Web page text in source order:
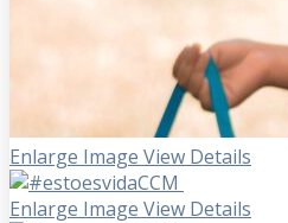
Enlarge Image View Details
Enlarge Image View Details